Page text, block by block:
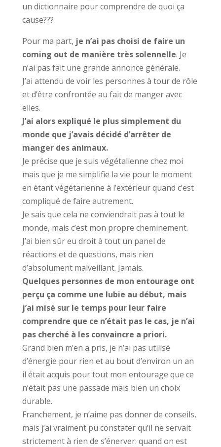
un dictionnaire pour comprendre de quoi ça
cause???
Pour ma part, je n’ai pas choisi de faire un
coming out de manière très solennelle. Je
n’ai pas fait une grande annonce générale.
J’ai attendu de voir les personnes à tour de rôle
et d’être confrontée au fait de manger avec
elles.
J’ai alors expliqué le plus simplement du
monde que j’avais décidé d’arrêter de
manger des animaux.
Je précise que je suis végétalienne chez moi
mais que je me simplifie la vie pour le moment
en étant végétarienne à l’extérieur quand c’est
compliqué de faire autrement.
Je sais que cela ne conviendrait pas à tout le
monde, mais c’est mon propre cheminement.
J’ai bien sûr eu droit à tout un panel de
réactions et de questions, mais rien
d’absolument malveillant. Jamais.
Quelques personnes de mon entourage ont
perçu ça comme une lubie au début, mais
j’ai misé sur le temps pour leur faire
comprendre que ce n’était pas le cas, je n’ai
pas cherché à les convaincre a priori.
Grand bien m’en a pris, je n’ai pas utilisé
d’énergie pour rien et au bout d’environ un an
il était acquis pour tout mon entourage que ce
n’était pas une passade mais bien un choix
durable.
Franchement, je n’aime pas donner de conseils,
mais j’ai vraiment pu constater qu’il ne servait
strictement à rien de s’énerver: quand on est